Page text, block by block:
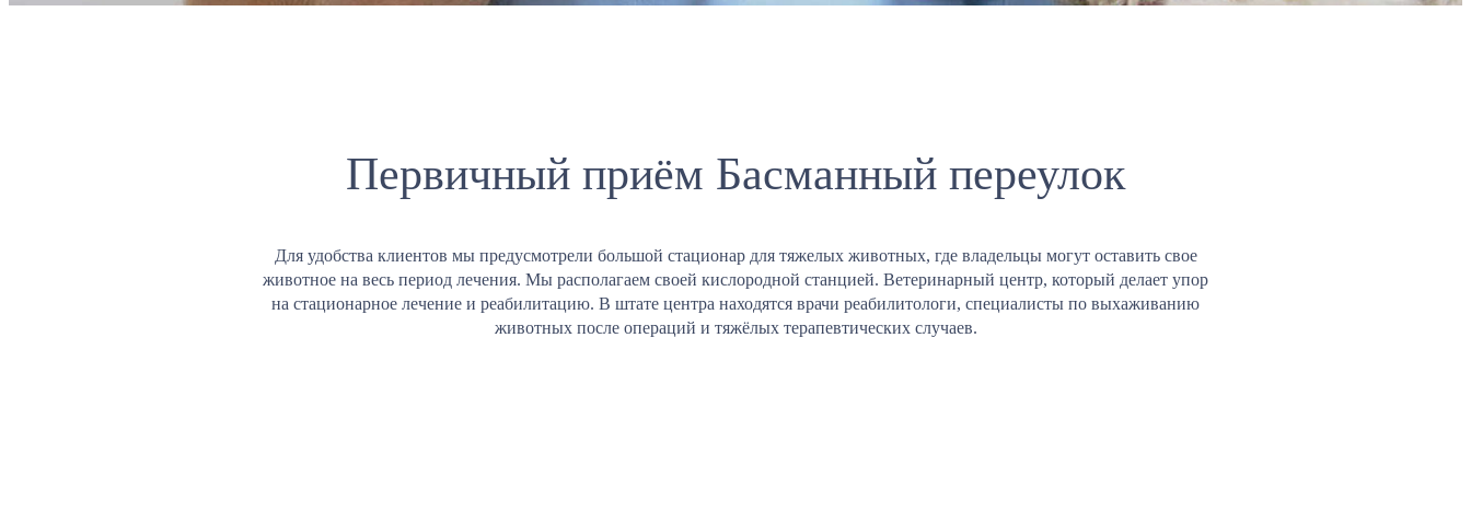
Первичный приём Басманный переулок
Для удобства клиентов мы предусмотрели большой стационар для тяжелых животных, где владельцы могут оставить свое
животное на весь период лечения. Мы располагаем своей кислородной станцией. Ветеринарный центр, который делает упор
на стационарное лечение и реабилитацию. В штате центра находятся врачи реабилитологи, специалисты по выхаживанию
животных после операций и тяжёлых терапевтических случаев.